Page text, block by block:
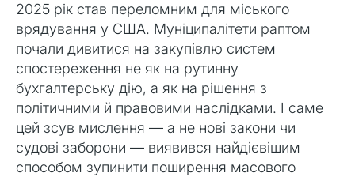
2025 рік став переломним для міського
врядування у США. Муніципалітети раптом
почали дивитися на закупівлю систем
спостереження не як на рутинну
бухгалтерську дію, а як на рішення з
політичними й правовими наслідками. І саме
цей зсув мислення — а не нові закони чи
судові заборони — виявився найдієвішим
способом зупинити поширення масового